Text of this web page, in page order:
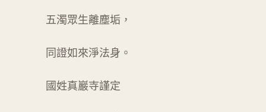
五濁眾生離塵垢，
同證如來淨法身。
國姓真巖寺謹定